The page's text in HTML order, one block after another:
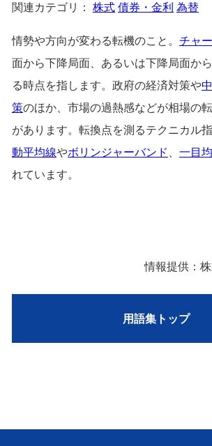
関連カテゴリ： 株式債券・金利 為替
情勢や方向が変わる転機のこと。 チャ
面から下降局面、あるいは下降局面か
る時点を指します。政府の経済対策や
策のほか、市場の過熱感などが相場の
があります。転換点を測るテクニカル指
動平均線やボリンジャーバンド、 一目
れています。
情報提供：
用語集トップ